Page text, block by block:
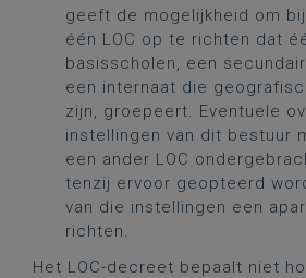
geeft de mogelijkheid om
één LOC op te richten dat
basisscholen, een
een internaat die
zijn, groepeert. Eventuele
instellingen van dit bestuur
een ander LOC
tenzij ervoor geopteerd
van die instellingen een
richten.
Het LOC-decreet bepaalt niet